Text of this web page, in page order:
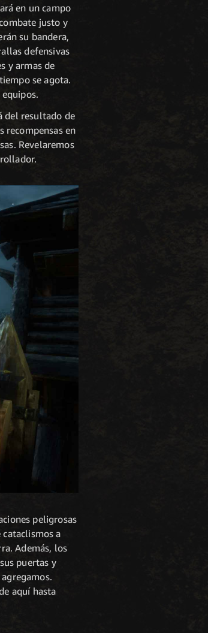
en un campo
justo y
su bandera,
defensivas
y armas de
se agota.
del resultado de
recompensas en
Revelaremos
peligrosas
a
Además, los
puertas y
aquí hasta